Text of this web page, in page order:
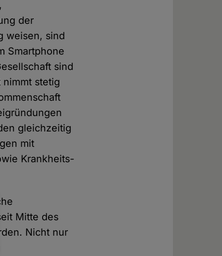
der
weisen, sind
Smartphone
sind
stetig
gleichzeitig
mit
Krankheits-
Mitte des
Nicht nur